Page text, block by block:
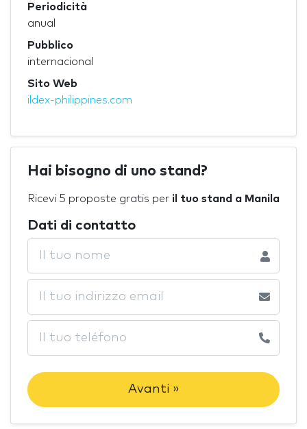
Periodicità
anual
Pubblico
internacional
Sito Web
ildex-philippines.com
Hai bisogno di uno stand?
Ricevi 5 proposte gratis per il tuo stand a Manila
Dati di contatto
Avanti »